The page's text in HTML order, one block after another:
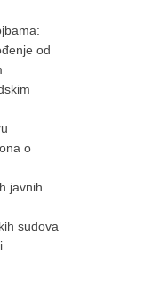
od
o
javnih
sudova